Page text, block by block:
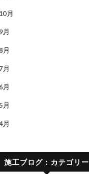
月
施工ブログ：カテゴリー